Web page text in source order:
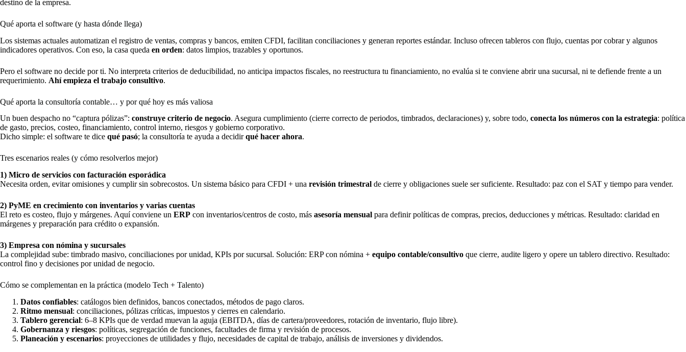
destino de la empresa.
Qué aporta el software (y hasta dónde llega)
Los sistemas actuales automatizan el registro de ventas, compras y bancos, emiten CFDI, facilitan conciliaciones y generan reportes estándar. Incluso ofrecen tableros con flujo, cuentas por cobrar y algunos
indicadores operativos. Con eso, la casa queda en orden: datos limpios, trazables y oportunos.
Pero el software no decide por ti. No interpreta criterios de deducibilidad, no anticipa impactos fiscales, no reestructura tu financiamiento, no evalúa si te conviene abrir una sucursal, ni te defiende frente a un
requerimiento. Ahí empieza el trabajo consultivo.
Qué aporta la consultoría contable… y por qué hoy es más valiosa
Un buen despacho no “captura pólizas”: construye criterio de negocio. Asegura cumplimiento (cierre correcto de periodos, timbrados, declaraciones) y, sobre todo, conecta los números con la estrategia: política
de gasto, precios, costeo, financiamiento, control interno, riesgos y gobierno corporativo.
Dicho simple: el software te dice qué pasó; la consultoría te ayuda a decidirqué hacer ahora.
Tres escenarios reales (y cómo resolverlos mejor)
1) Micro de servicios con facturación esporádica
Necesita orden, evitar omisiones y cumplir sin sobrecostos. Un sistema básico para CFDI + una revisión trimestral de cierre y obligaciones suele ser suficiente. Resultado: paz con el SAT y tiempo para vender.
2) PyME en crecimiento con inventarios y varias cuentas
El reto es costeo, flujo y márgenes. Aquí conviene un ERP con inventarios/centros de costo, más asesoría mensual para definir políticas de compras, precios, deducciones y métricas. Resultado: claridad en
márgenes y preparación para crédito o expansión.
3) Empresa con nómina y sucursales
La complejidad sube: timbrado masivo, conciliaciones por unidad, KPIs por sucursal. Solución: ERP con nómina + equipo contable/consultivo que cierre, audite ligero y opere un tablero directivo. Resultado:
control fino y decisiones por unidad de negocio.
Cómo se complementan en la práctica (modelo Tech + Talento)
Datos confiables: catálogos bien definidos, bancos conectados, métodos de pago claros.
Ritmo mensual: conciliaciones, pólizas críticas, impuestos y cierres en calendario.
Tablero gerencial: 6–8 KPIs que de verdad muevan la aguja (EBITDA, días de cartera/proveedores, rotación de inventario, flujo libre).
Gobernanza y riesgos: políticas, segregación de funciones, facultades de firma y revisión de procesos.
Planeación y escenarios: proyecciones de utilidades y flujo, necesidades de capital de trabajo, análisis de inversiones y dividendos.